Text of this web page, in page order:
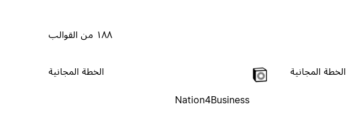
١٨٨ من القوالب
الخطة المجانية
Nation4Business
الخطة المجانية